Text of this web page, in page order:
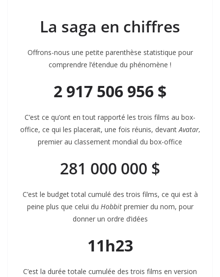
La saga en chiffres
Offrons-nous une petite parenthèse statistique pour
comprendre l’étendue du phénomène !
2 917 506 956 $
C’est ce qu’ont en tout rapporté les trois films au box-
office, ce qui les placerait, une fois réunis, devantAvatar,
premier au classement mondial du box-office
281 000 000 $
C’est le budget total cumulé des trois films, ce qui est à
peine plus que celui du Hobbitpremier du nom, pour
donner un ordre d’idées
11h23
C’est la durée totale cumulée des trois films en version